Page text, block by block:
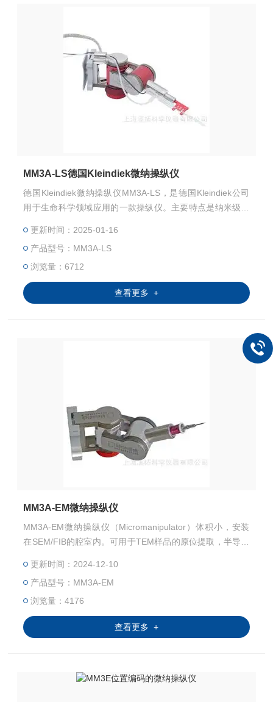
MM3A-LS德国Kleindiek微纳操纵仪
德国Kleindiek微纳操纵仪MM3A-LS，是德国Kleindiek公司
用于生命科学领域应用的一款操纵仪。主要特点是纳米级的
的微操和细胞等纳米级机械刺激等。
更新时间：2025-01-16
产品型号：MM3A-LS
浏览量：6712
查看更多 +
MM3A-EM微纳操纵仪
MM3A-EM微纳操纵仪（Micromanipulator）体积小，安装
在SEM/FIB的腔室内。可用于TEM样品的原位提取，半导体
更新时间：2024-12-10
产品型号：MM3A-EM
浏览量：4176
查看更多 +